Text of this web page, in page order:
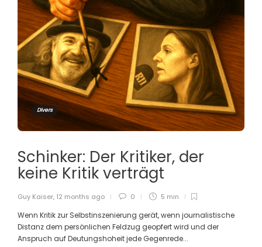
Divers
Schinker: Der Kritiker, der
keine Kritik verträgt
Guy Kaiser, 12 months ago 0 5 min
Wenn Kritik zur Selbstinszenierung gerät, wenn journalistische
Distanz dem persönlichen Feldzug geopfert wird und der
Anspruch auf Deutungshoheit jede Gegenrede...